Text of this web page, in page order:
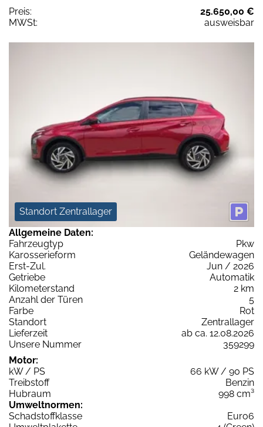
Preis:
25.650,00 €
MWSt:
ausweisbar
Standort Zentrallager
Allgemeine Daten:
Fahrzeugtyp
Pkw
Karosserieform
Geländewagen
Erst-Zul.
Jun / 2026
Getriebe
Automatik
Kilometerstand
2 km
Anzahl der Türen
5
Farbe
Rot
Standort
Zentrallager
Lieferzeit
ab ca. 12.08.2026
Unsere Nummer
359299
Motor:
kW / PS
66 kW / 90 PS
Treibstoff
Benzin
Hubraum
998 cm³
Umweltnormen:
Schadstoffklasse
Euro6